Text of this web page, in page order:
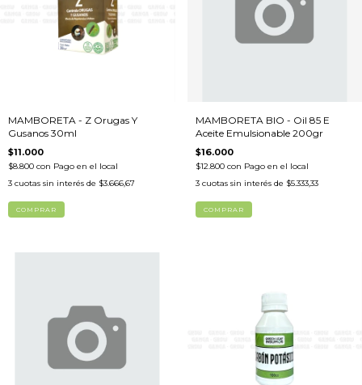
MAMBORETA - Z Orugas Y
Gusanos 30ml
$11.000
$8.800 con Pago en el local
3 cuotas sin interés de $3.666,67
MAMBORETA BIO - Oil 85 E
Aceite Emulsionable 200gr
$16.000
$12.800 con Pago en el local
3 cuotas sin interés de $5.333,33